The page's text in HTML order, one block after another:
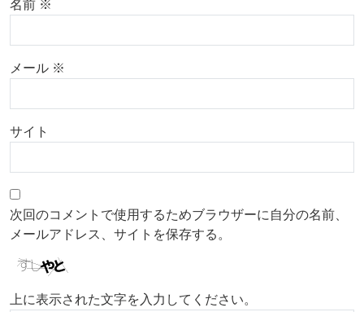
名前 ※
メール ※
サイト
次回のコメントで使用するためブラウザーに自分の名前、
メールアドレス、サイトを保存する。
上に表示された文字を入力してください。